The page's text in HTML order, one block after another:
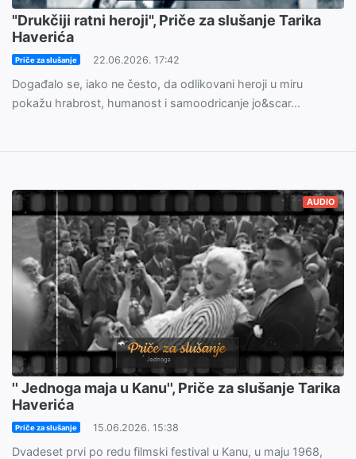
"Drukčiji ratni heroji", Priče za slušanje Tarika
Haverića
Priče za slušanje 22.06.2026. 17:42
Događalo se, iako ne često, da odlikovani heroji u miru
pokažu hrabrost, humanost i samoodricanje jo&scar...
AUDIO
'' Jednoga maja u Kanu'', Priče za slušanje Tarika
Haverića
Priče za slušanje 15.06.2026. 15:38
Dvadeset prvi po redu filmski festival u Kanu, u maju 1968,